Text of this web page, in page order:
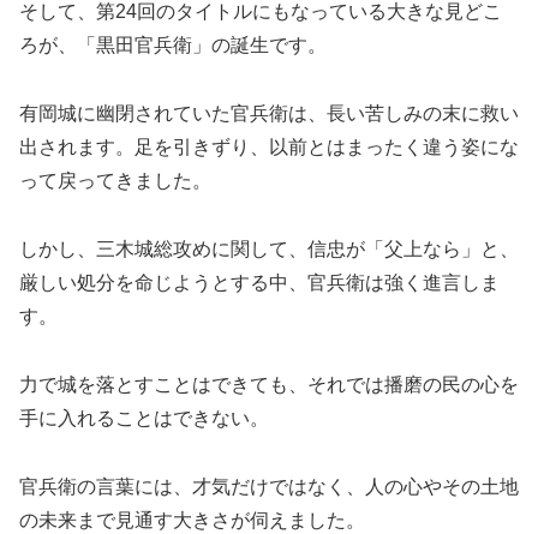
そして、第24回のタイトルにもなっている大きな見どこ
ろが、「黒田官兵衛」の誕生です。
有岡城に幽閉されていた官兵衛は、長い苦しみの末に救い
出されます。足を引きずり、以前とはまったく違う姿にな
って戻ってきました。
しかし、三木城総攻めに関して、信忠が「父上なら」と、
厳しい処分を命じようとする中、官兵衛は強く進言しま
す。
力で城を落とすことはできても、それでは播磨の民の心を
手に入れることはできない。
官兵衛の言葉には、才気だけではなく、人の心やその土地
の未来まで見通す大きさが伺えました。